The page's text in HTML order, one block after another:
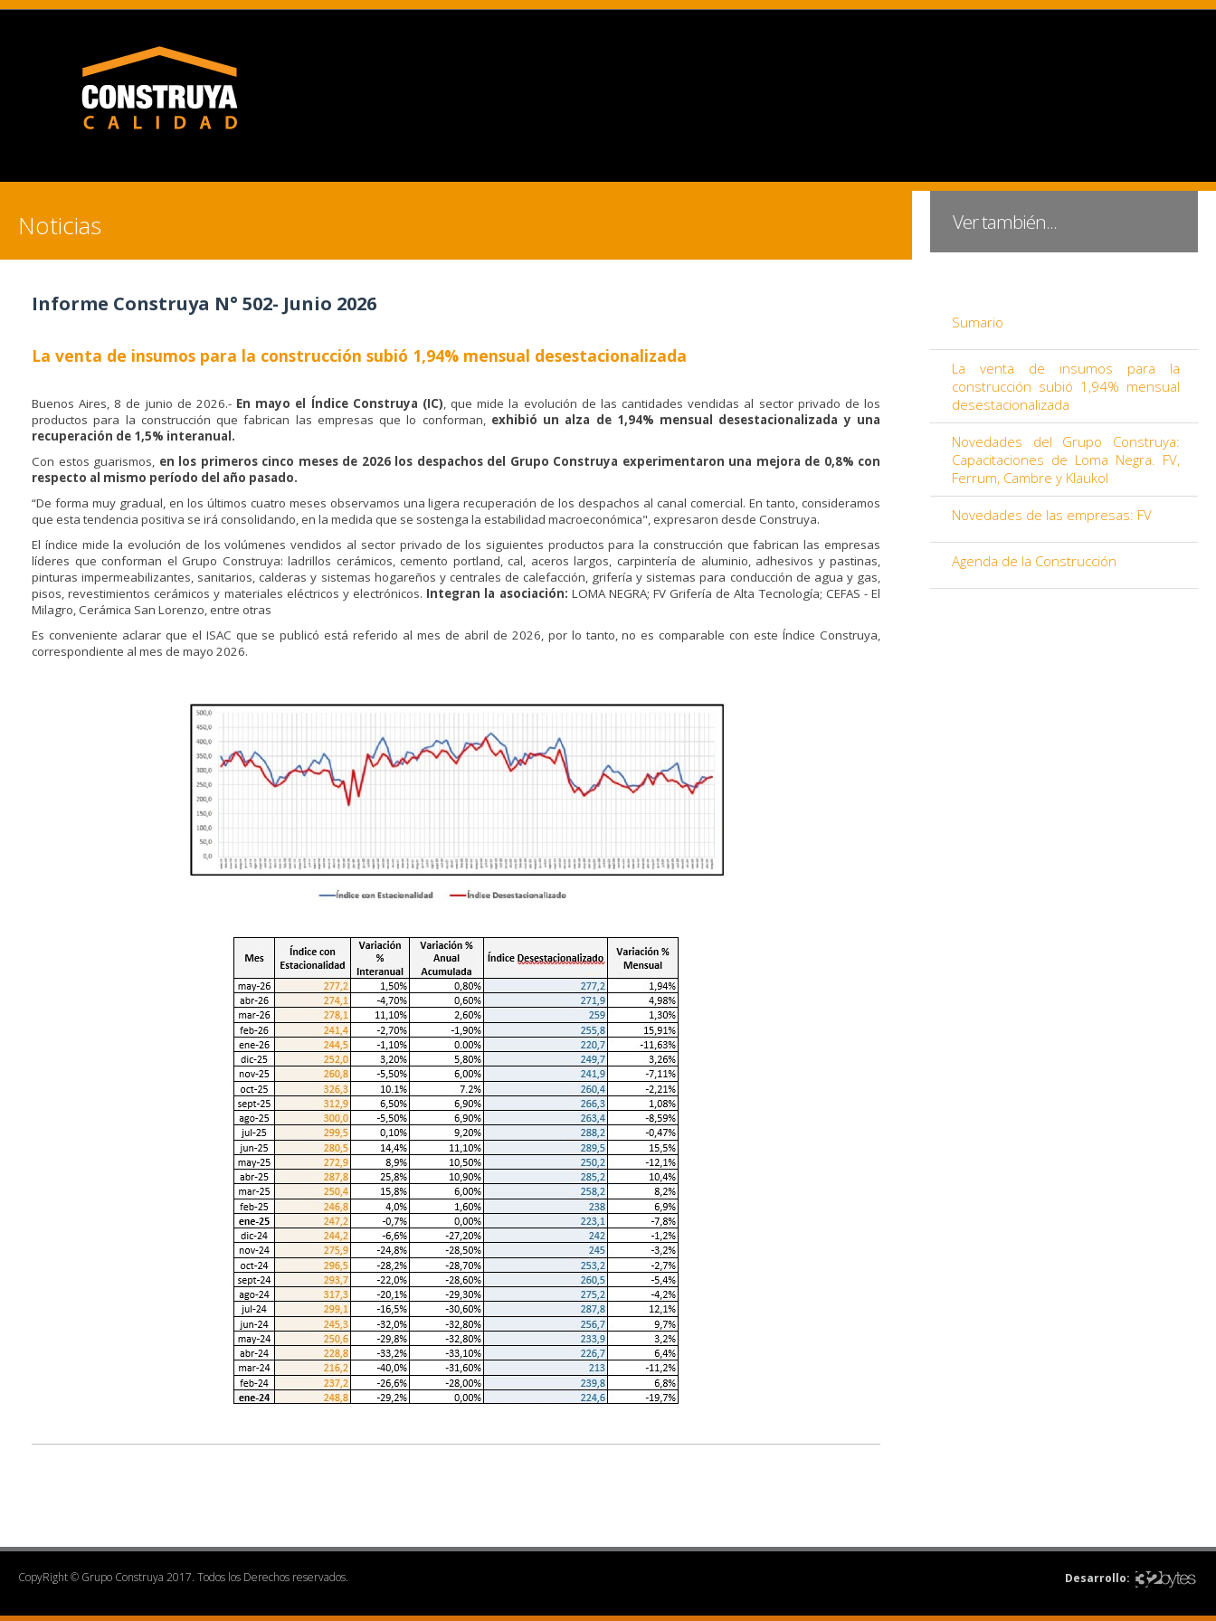
Noticias
Informe Construya N° 502- Junio 2026
La venta de insumos para la construcción subió 1,94% mensual desestacionalizada
Buenos Aires, 8 de junio de 2026.- En mayo el Índice Construya (IC), que mide la evolución de las cantidades vendidas al sector privado de los
productos para la construcción que fabrican las empresas que lo conforman, exhibió un alza de 1,94% mensual desestacionalizada y una
recuperación de 1,5% interanual.
Con estos guarismos, en los primeros cinco meses de 2026 los despachos del Grupo Construya experimentaron una mejora de 0,8% con
respecto al mismo período del año pasado.
“De forma muy gradual, en los últimos cuatro meses observamos una ligera recuperación de los despachos al canal comercial. En tanto, consideramos
que esta tendencia positiva se irá consolidando, en la medida que se sostenga la estabilidad macroeconómica", expresaron desde Construya.
El índice mide la evolución de los volúmenes vendidos al sector privado de los siguientes productos para la construcción que fabrican las empresas
líderes que conforman el Grupo Construya: ladrillos cerámicos, cemento portland, cal, aceros largos, carpintería de aluminio, adhesivos y pastinas,
pinturas impermeabilizantes, sanitarios, calderas y sistemas hogareños y centrales de calefacción, grifería y sistemas para conducción de agua y gas,
pisos, revestimientos cerámicos y materiales eléctricos y electrónicos. Integran la asociación: LOMA NEGRA; FV Grifería de Alta Tecnología; CEFAS - El
Milagro, Cerámica San Lorenzo, entre otras
Es conveniente aclarar que el ISAC que se publicó está referido al mes de abril de 2026, por lo tanto, no es comparable con este Índice Construya,
correspondiente al mes de mayo 2026.
Ver también...
Sumario
La venta de insumos para la
construcción subió 1,94% mensual
desestacionalizada
Novedades del Grupo Construya:
Capacitaciones de Loma Negra. FV,
Ferrum, Cambre y Klaukol
Novedades de las empresas: FV
Agenda de la Construcción
CopyRight © Grupo Construya 2017. Todos los Derechos reservados. Desarrollo: